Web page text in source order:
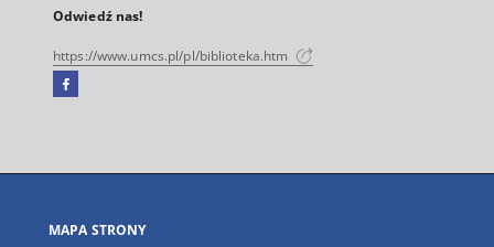
Odwiedź nas!
https://www.umcs.pl/pl/biblioteka.htm
Facebook
się
karcie
MAPA STRONY